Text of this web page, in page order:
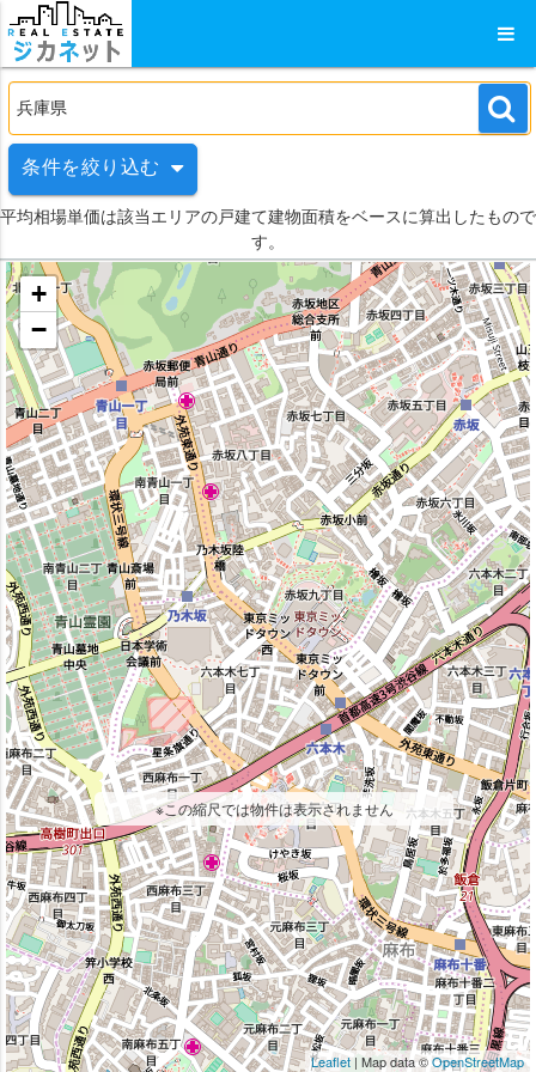
条件を絞り込む
平均相場単価は該当エリアの戸建て建物面積をベースに算出したもので
す。
+
−
Leaflet| Map data ©OpenStreetMap
※この縮尺では物件は表示されません